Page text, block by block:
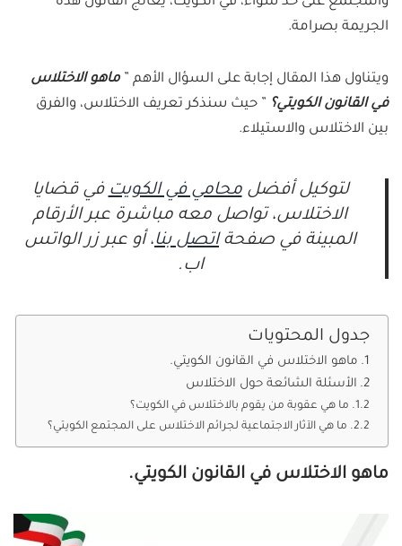
الجريمة بصرامة.
ويتناول هذا المقال إجابة على السؤال الأهم ” ماهو الاختلاس
في القانون الكويتي؟ ” حيث سنذكر تعريف الاختلاس، والفرق
بين الاختلاس والاستيلاء.
لتوكيل أفضلمحامي في الكويتفي قضايا
الاختلاس، تواصل معه مباشرة عبر الأرقام
المبينة في صفحةاتصل بنا، أو عبر زر الواتس
اب.
جدول المحتويات
ماهو الاختلاس في القانون الكويتي.
الأسئلة الشائعة حول الاختلاس
ما هي عقوبة من يقوم بالاختلاس في الكويت؟
ما هي الآثار الاجتماعية لجرائم الاختلاس على المجتمع الكويتي؟
ماهو الاختلاس في القانون الكويتي.